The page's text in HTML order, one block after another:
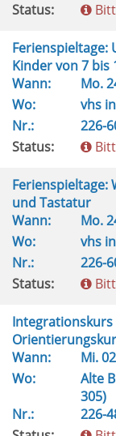
Status:
Ferienspieltage:
Kinder von 7 bis
Wann:
Mo.
Wo:
vhs
Nr.:
226-
Status:
Ferienspieltage:
und Tastatur
Wann:
Mo.
Wo:
vhs
Nr.:
226-
Status:
Wann:
Mi.
Wo:
Alte
305)
Nr.:
226-